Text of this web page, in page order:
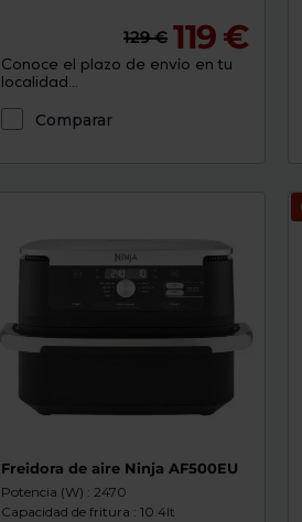
129 € 119 €
Conoce el plazo de envío en tu
localidad...
Comparar
Freidora de aire Ninja AF500EU
Potencia (W) : 2470
Capacidad de fritura : 10.4lt